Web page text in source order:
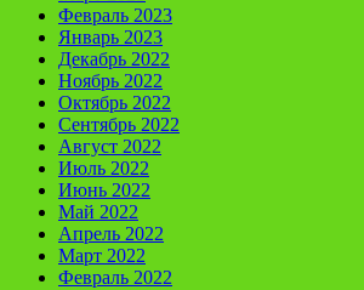
Февраль 2023
Январь 2023
Декабрь 2022
Ноябрь 2022
Октябрь 2022
Сентябрь 2022
Август 2022
Июль 2022
Июнь 2022
Май 2022
Апрель 2022
Март 2022
Февраль 2022